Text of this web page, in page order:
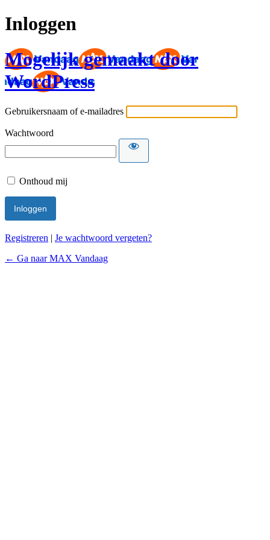
Inloggen
Mogelijk gemaakt door
WordPress
Gebruikersnaam of e-mailadres
Wachtwoord
Onthoud mij
Registreren | Je wachtwoord vergeten?
← Ga naar MAX Vandaag